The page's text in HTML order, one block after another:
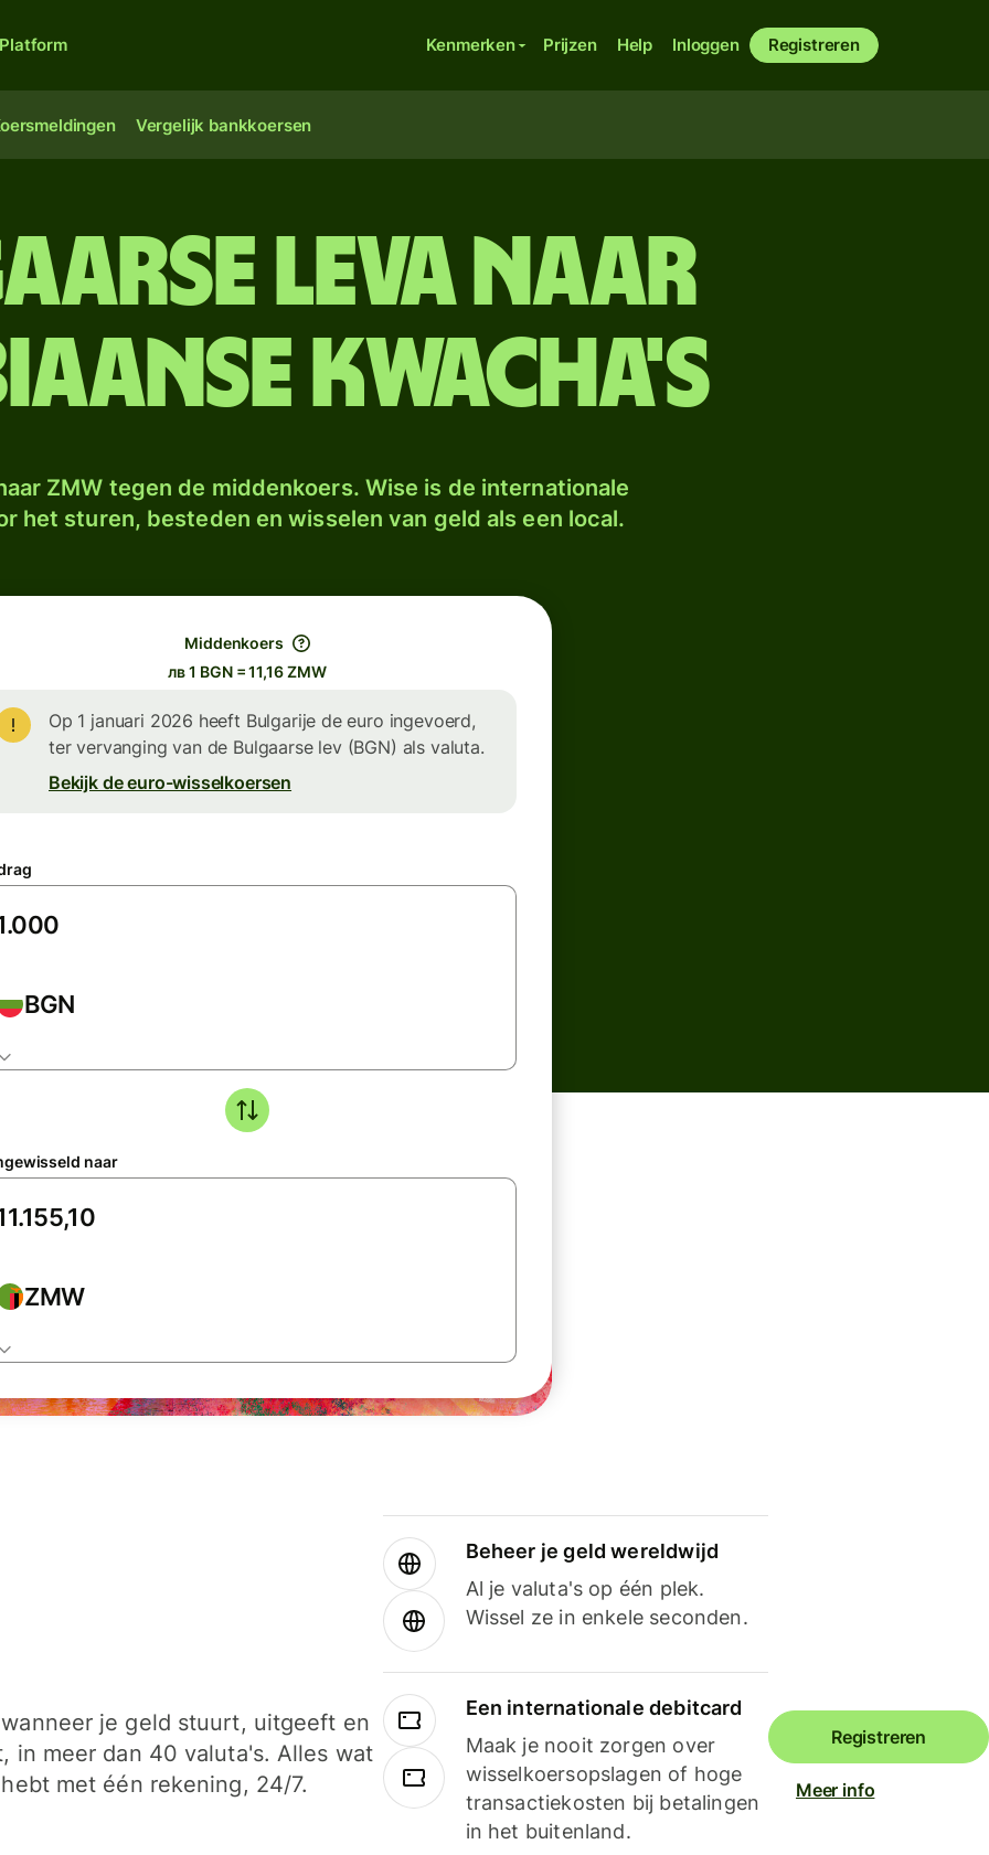
Platform Kenmerken Prijzen Help Inloggen Registreren
Vergelijk bankkoersen
leva naar
kwacha's
ZMW tegen de middenkoers. Wise is de internationale
het sturen, besteden en wisselen van geld als een local.
Middenkoers
лв 1 BGN = 11,16 ZMW
Op 1 januari 2026 heeft Bulgarije de euro ingevoerd,
ter vervanging van de Bulgaarse lev (BGN) als valuta.
Bekijk de euro-wisselkoersen
BGN
naar
ZMW
je geld stuurt, uitgeeft en
in meer dan 40 valuta's. Alles wat
met één rekening, 24/7.
Beheer je geld wereldwijd
Al je valuta's op één plek.
Wissel ze in enkele seconden.
Een internationale debitcard
Maak je nooit zorgen over
wisselkoersopslagen of hoge
transactiekosten bij betalingen
in het buitenland.
Registreren
Meer info